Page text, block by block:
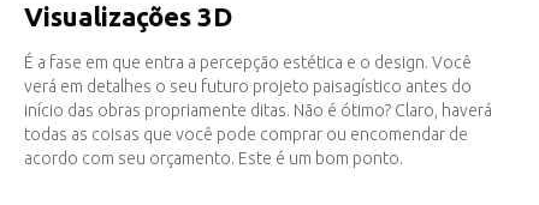
Visualizações 3D
É a fase em que entra a percepção estética e o design. Você
verá em detalhes o seu futuro projeto paisagístico antes do
início das obras propriamente ditas. Não é ótimo? Claro, haverá
todas as coisas que você pode comprar ou encomendar de
acordo com seu orçamento. Este é um bom ponto.